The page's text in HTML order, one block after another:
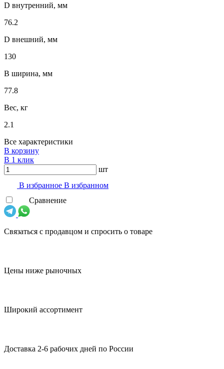
D внутренний, мм
76.2
D внешний, мм
130
B ширина, мм
77.8
Вес, кг
2.1
Все характеристики
В корзину
В 1 клик
шт
В избранноe В избранном
Сравнение
Связаться с продавцом и спросить о товаре
Цены ниже рыночных
Широкий ассортимент
Доставка 2-6 рабочих дней по России